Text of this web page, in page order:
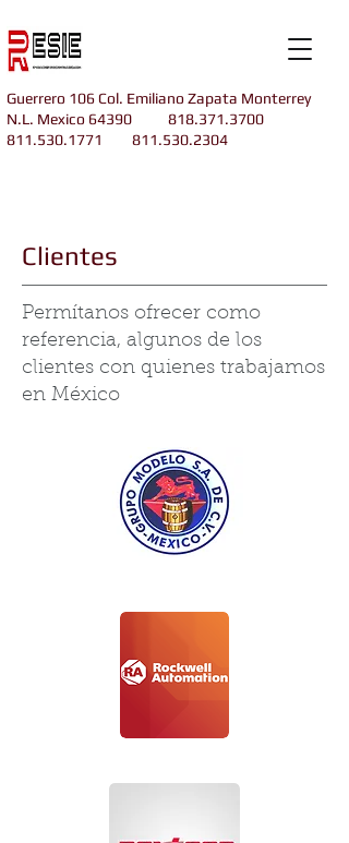
Guerrero 106 Col. Emiliano Zapata Monterrey
N.L. Mexico 64390 818.371.3700
811.530.1771
811.530.2304
Clientes
Permítanos ofrecer como
referencia, algunos de los
clientes con quienes trabajamos
en México